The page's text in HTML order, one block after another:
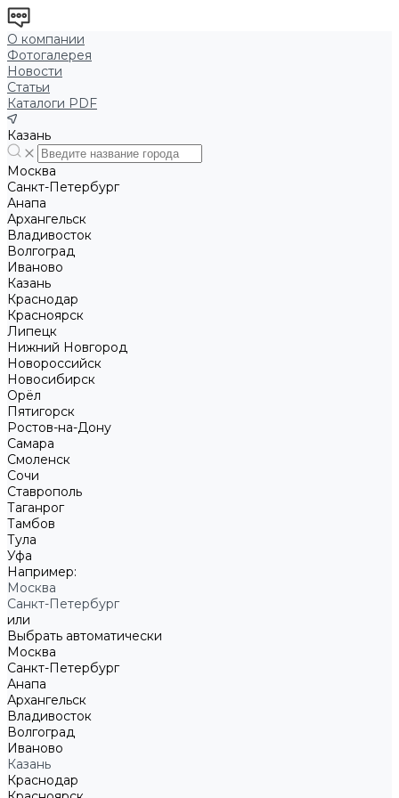
О компании
Фотогалерея
Новости
Статьи
Каталоги PDF
Казань
Москва
Санкт-Петербург
Анапа
Архангельск
Владивосток
Волгоград
Иваново
Казань
Краснодар
Красноярск
Липецк
Нижний Новгород
Новороссийск
Новосибирск
Орёл
Пятигорск
Ростов-на-Дону
Самара
Смоленск
Сочи
Ставрополь
Таганрог
Тамбов
Тула
Уфа
Например:
Москва
Санкт-Петербург
или
Выбрать автоматически
Москва
Санкт-Петербург
Анапа
Архангельск
Владивосток
Волгоград
Иваново
Казань
Краснодар